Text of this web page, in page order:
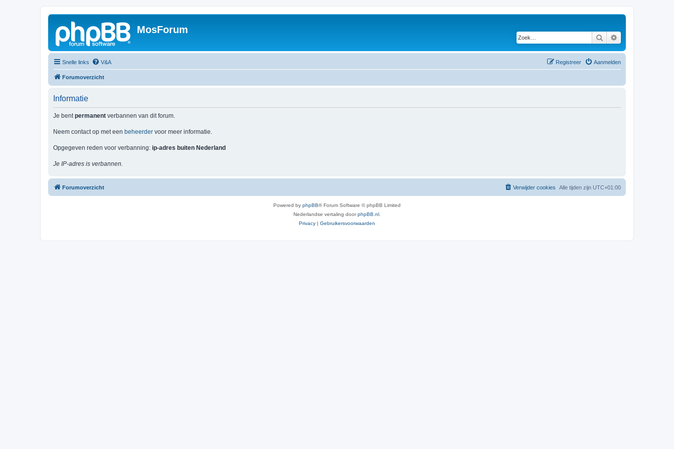
MosForum
Zoek
Snelle links V&A Aanmelden
Registreer
Forumoverzicht
Informatie
Je bentpermanent verbannen van dit forum.
Neem contact op met een beheerder voor meer informatie.
Opgegeven reden voor verbanning: ip-adres buiten Nederland
Je IP-adres is verbannen.
Forumoverzicht Alle tijden zijn UTC+01:00
Verwijder cookies
Powered by phpBB® Forum Software © phpBB Limited
Nederlandse vertaling doorphpBB.nl
Privacy | Gebruikersvoorwaarden